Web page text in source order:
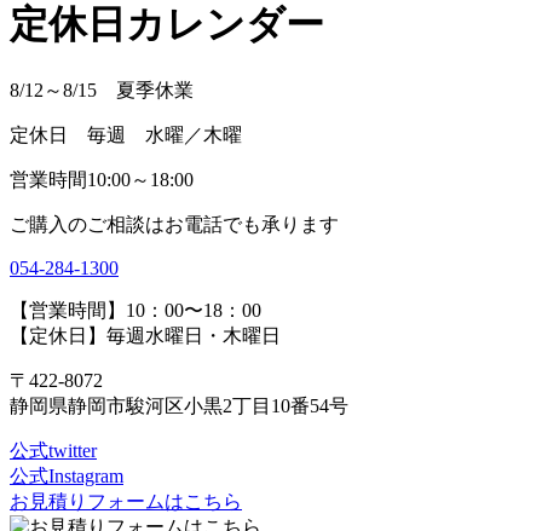
定休日カレンダー
8/12～8/15 夏季休業
定休日 毎週 水曜／木曜
営業時間10:00～18:00
ご購入のご相談はお電話でも承ります
054-284-1300
【営業時間】10：00〜18：00
【定休日】毎週水曜日・木曜日
〒422-8072
静岡県静岡市駿河区小黒2丁目10番54号
公式twitter
公式Instagram
お見積りフォームはこちら